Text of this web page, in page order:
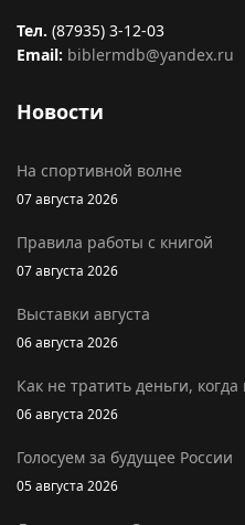
Тел. (87935) 3-12-03
Email: biblermdb@yandex.ru
Новости
На спортивной волне
07 августа 2026
Правила работы с книгой
07 августа 2026
Выставки августа
06 августа 2026
Как не тратить деньги,
06 августа 2026
Голосуем за будущее России
05 августа 2026